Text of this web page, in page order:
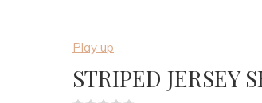
Play up
STRIPED JERSEY